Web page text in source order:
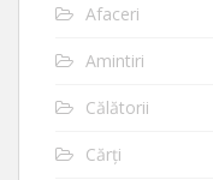
Afaceri
Amintiri
Călătorii
Cărți